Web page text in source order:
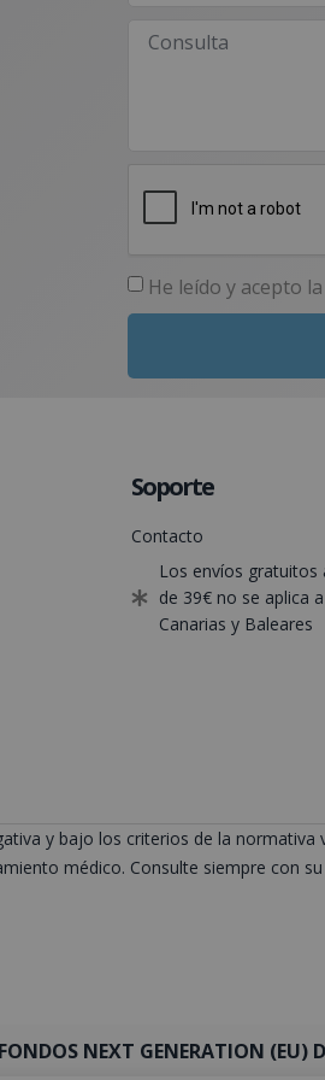
He leído y acepto la
Soporte
Contacto
Los envíos gratuitos
de 39€ no se aplica
Canarias y Baleares
y bajo los criterios de la
médico. Consulte siempre con
NEXT GENERATION (EU)